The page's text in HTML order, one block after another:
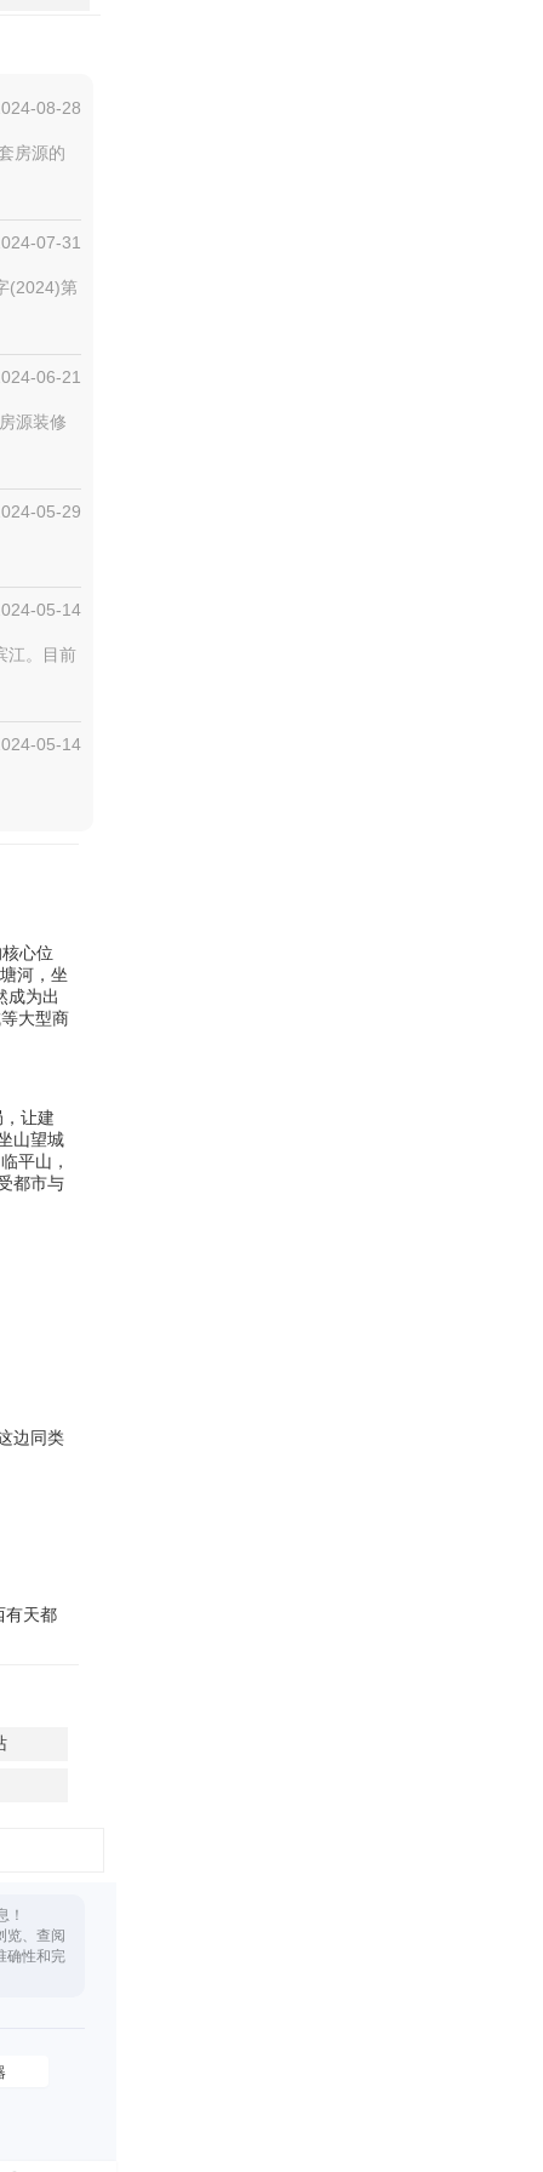
08-28
房源的
07-31
(2024)第
06-21
源装修
05-29
05-14
江。目前
05-14
心位
河，坐
成为出
大型商
让建
山望城
平山，
都市与
边同类
有天都
！
览、查阅
确性和完